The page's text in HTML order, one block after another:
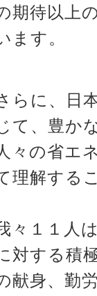
期待以上
ます。
らに、日
て、豊か
々の省エ
理解する
々１１人
対する積
献身、勤